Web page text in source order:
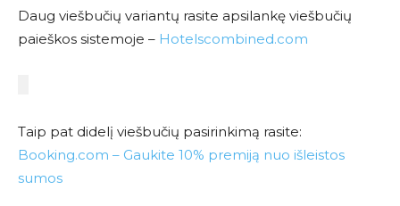
Daug viešbučių variantų rasite apsilankę viešbučių
paieškos sistemoje – Hotelscombined.com
Taip pat didelį viešbučių pasirinkimą rasite:
Booking.com – Gaukite 10% premiją nuo išleistos
sumos